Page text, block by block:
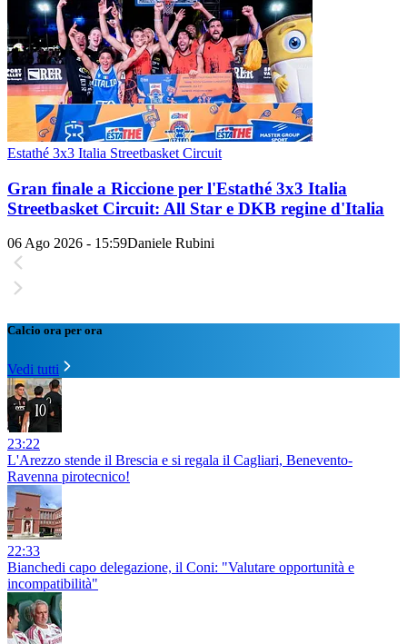
Estathé 3x3 Italia Streetbasket Circuit
Gran finale a Riccione per l'Estathé 3x3 Italia
Streetbasket Circuit: All Star e DKB regine d'Italia
06 Ago 2026 - 15:59Daniele Rubini
Calcio ora per ora
Vedi tutti
23:22
L'Arezzo stende il Brescia e si regala il Cagliari, Benevento-
Ravenna pirotecnico!
22:33
Bianchedi capo delegazione, il Coni: "Valutare opportunità e
incompatibilità"